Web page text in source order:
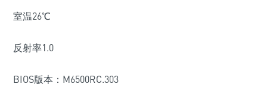
室温26℃
反射率1.0
BIOS版本：M6500RC.303